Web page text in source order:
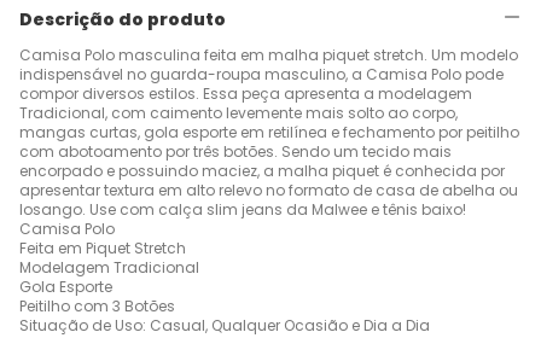
Descrição do produto
Camisa Polo masculina feita em malha piquet stretch. Um modelo
indispensável no guarda-roupa masculino, a Camisa Polo pode
compor diversos estilos. Essa peça apresenta a modelagem
Tradicional, com caimento levemente mais solto ao corpo,
mangas curtas, gola esporte em retilínea e fechamento por peitilho
com abotoamento por três botões. Sendo um tecido mais
encorpado e possuindo maciez, a malha piquet é conhecida por
apresentar textura em alto relevo no formato de casa de abelha ou
losango. Use com calça slim jeans da Malwee e tênis baixo!
Camisa Polo
Feita em Piquet Stretch
Modelagem Tradicional
Gola Esporte
Peitilho com 3 Botões
Situação de Uso: Casual, Qualquer Ocasião e Dia a Dia